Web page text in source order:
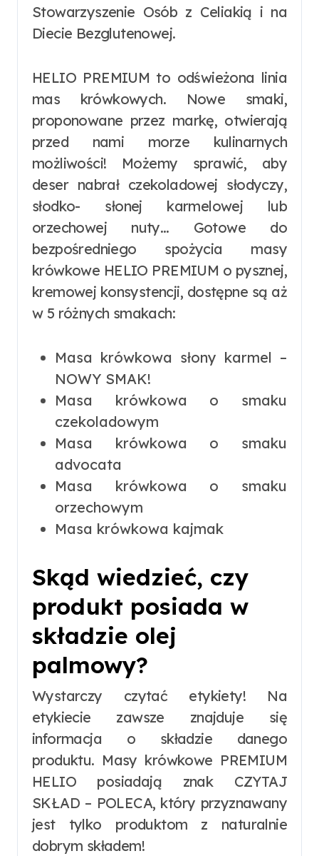
Stowarzyszenie Osób z Celiakią i na
Diecie Bezglutenowej.
HELIO PREMIUM to odświeżona linia
mas krówkowych. Nowe smaki,
proponowane przez markę, otwierają
przed nami morze kulinarnych
możliwości! Możemy sprawić, aby
deser nabrał czekoladowej słodyczy,
słodko- słonej karmelowej lub
orzechowej nuty… Gotowe do
bezpośredniego spożycia masy
krówkowe HELIO PREMIUM o pysznej,
kremowej konsystencji, dostępne są aż
w 5 różnych smakach:
Masa krówkowa słony karmel –
NOWY SMAK!
Masa krówkowa o smaku
czekoladowym
Masa krówkowa o smaku
advocata
Masa krówkowa o smaku
orzechowym
Masa krówkowa kajmak
Skąd wiedzieć, czy
produkt posiada w
składzie olej
palmowy?
Wystarczy czytać etykiety! Na
etykiecie zawsze znajduje się
informacja o składzie danego
produktu. Masy krówkowe PREMIUM
HELIO posiadają znak CZYTAJ
SKŁAD – POLECA, który przyznawany
jest tylko produktom z naturalnie
dobrym składem!